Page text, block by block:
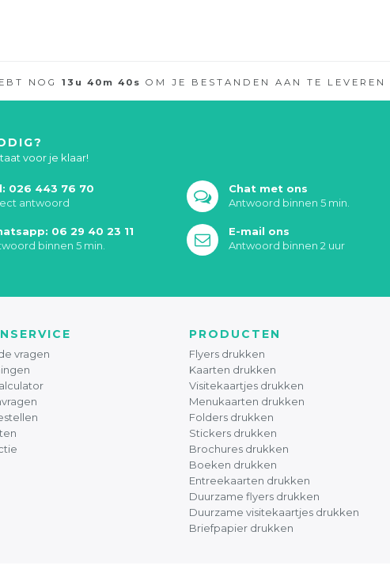
NOG 13 u 40 m 39 s OM JE BESTANDEN AAN TE LEVEREN
voor je klaar!
026 443 76 70
antwoord
Chat met ons
Antwoord binnen 5 min.
06 29 40 23 11
binnen 5 min.
E-mail ons
Antwoord binnen 2 uur
vragen
PRODUCTEN
Flyers drukken
Kaarten drukken
Visitekaartjes drukken
Menukaarten drukken
Folders drukken
Stickers drukken
Brochures drukken
Boeken drukken
Entreekaarten drukken
Duurzame flyers drukken
Duurzame visitekaartjes drukken
Briefpapier drukken